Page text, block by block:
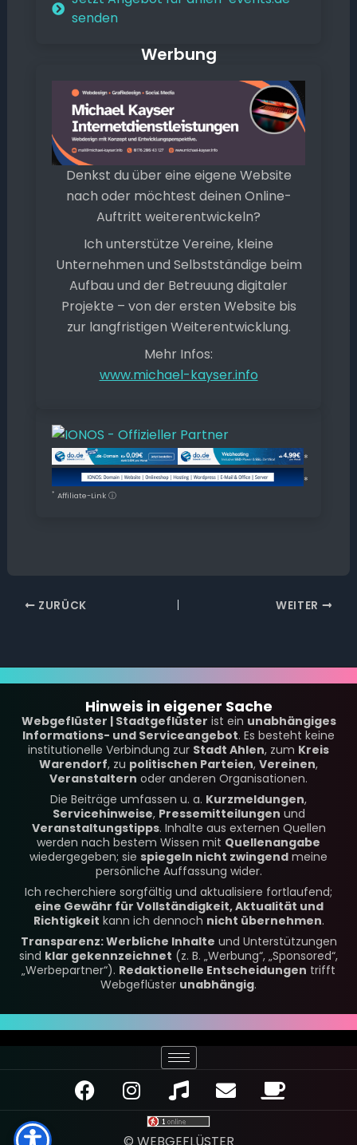
senden
Werbung
Denkst du über eine eigene Website
nach oder möchtest deinen Online-
Auftritt weiterentwickeln?
Ich unterstütze Vereine, kleine
Unternehmen und Selbstständige beim
Aufbau und der Betreuung digitaler
Projekte – von der ersten Website bis
zur langfristigen Weiterentwicklung.
Mehr Infos:
www.michael-kayser.info
*
*
* Affiliate-Link ⓘ
ZURÜCK WEITER
Hinweis in eigener Sache
Webgeflüster | Stadtgeflüster ist ein unabhängiges
Informations- und Serviceangebot. Es besteht keine
institutionelle Verbindung zur Stadt Ahlen, zum Kreis
Warendorf, zu politischen Parteien, Vereinen,
Veranstaltern oder anderen Organisationen.
Die Beiträge umfassen u. a. Kurzmeldungen,
Servicehinweise, Pressemitteilungen und
Veranstaltungstipps. Inhalte aus externen Quellen
werden nach bestem Wissen mit Quellenangabe
wiedergegeben; sie spiegeln nicht zwingend meine
persönliche Auffassung wider.
Ich recherchiere sorgfältig und aktualisiere fortlaufend;
eine Gewähr für Vollständigkeit, Aktualität und
Richtigkeit kann ich dennoch nicht übernehmen.
Transparenz: Werbliche Inhalte und Unterstützungen
sind klar gekennzeichnet (z. B. „Werbung“, „Sponsored“,
„Werbepartner“). Redaktionelle Entscheidungen trifft
Webgeflüster unabhängig.
F
a
c
I
n
s
t
M
u
s
i
E
n
v
e
C
o
f